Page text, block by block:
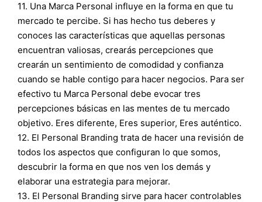
11. Una Marca Personal influye en la forma en que tu
mercado te percibe. Si has hecho tus deberes y
conoces las características que aquellas personas
encuentran valiosas, crearás percepciones que
crearán un sentimiento de comodidad y confianza
cuando se hable contigo para hacer negocios. Para ser
efectivo tu Marca Personal debe evocar tres
percepciones básicas en las mentes de tu mercado
objetivo. Eres diferente, Eres superior, Eres auténtico.
12. El Personal Branding trata de hacer una revisión de
todos los aspectos que configuran lo que somos,
descubrir la forma en que nos ven los demás y
elaborar una estrategia para mejorar.
13. El Personal Branding sirve para hacer controlables